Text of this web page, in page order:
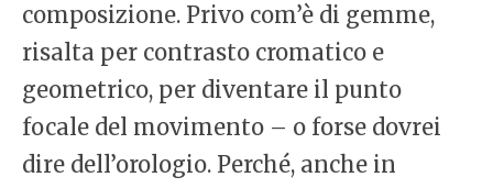
composizione. Privo com’è di gemme,
risalta per contrasto cromatico e
geometrico, per diventare il punto
focale del movimento – o forse dovrei
dire dell’orologio. Perché, anche in